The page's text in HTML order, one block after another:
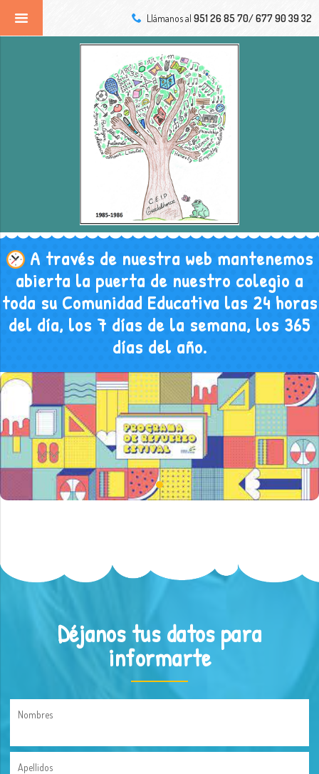
Llámanos al 951 26 85 70/ 677 90 39 32
A través de nuestra web mantenemos
abierta la puerta de nuestro colegio a
toda su Comunidad Educativa las 24 horas
del día, los 7 días de la semana, los 365
días del año.
Déjanos tus datos para
informarte
Nombres
Apellidos